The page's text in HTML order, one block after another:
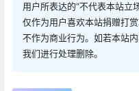
用户所表达的“不代表本站立
仅作为用户喜欢本站捐赠打
不作为商业行为。如若本站
我们进行处理删除。